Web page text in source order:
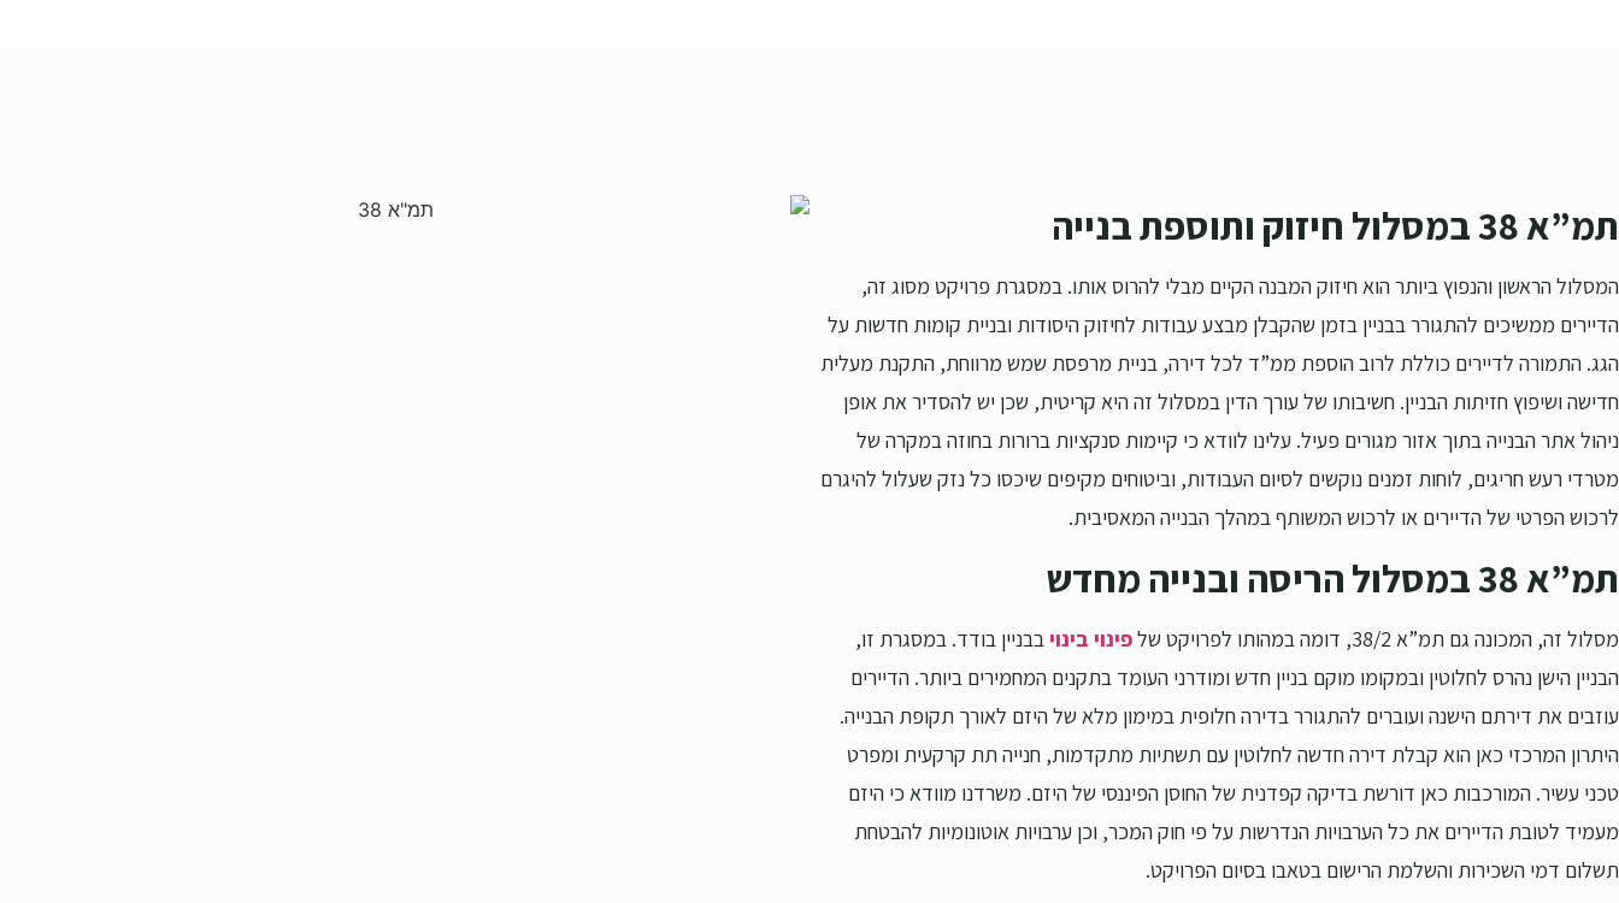
תמ”א 38 במסלול חיזוק ותוספת בנייה
המסלול הראשון והנפוץ ביותר הוא חיזוק המבנה הקיים מבלי להרוס אותו. במסגרת פרויקט מסוג זה,
הדיירים ממשיכים להתגורר בבניין בזמן שהקבלן מבצע עבודות לחיזוק היסודות ובניית קומות חדשות על
הגג. התמורה לדיירים כוללת לרוב הוספת ממ”ד לכל דירה, בניית מרפסת שמש מרווחת, התקנת מעלית
חדישה ושיפוץ חזיתות הבניין. חשיבותו של עורך הדין במסלול זה היא קריטית, שכן יש להסדיר את אופן
ניהול אתר הבנייה בתוך אזור מגורים פעיל. עלינו לוודא כי קיימות סנקציות ברורות בחוזה במקרה של
מטרדי רעש חריגים, לוחות זמנים נוקשים לסיום העבודות, וביטוחים מקיפים שיכסו כל נזק שעלול להיגרם
לרכוש הפרטי של הדיירים או לרכוש המשותף במהלך הבנייה המאסיבית.
תמ”א 38 במסלול הריסה ובנייה מחדש
מסלול זה, המכונה גם תמ”א 38/2, דומה במהותו לפרויקט של פינוי בינויבבניין בודד. במסגרת זו,
הבניין הישן נהרס לחלוטין ובמקומו מוקם בניין חדש ומודרני העומד בתקנים המחמירים ביותר. הדיירים
עוזבים את דירתם הישנה ועוברים להתגורר בדירה חלופית במימון מלא של היזם לאורך תקופת הבנייה.
היתרון המרכזי כאן הוא קבלת דירה חדשה לחלוטין עם תשתיות מתקדמות, חנייה תת קרקעית ומפרט
טכני עשיר. המורכבות כאן דורשת בדיקה קפדנית של החוסן הפיננסי של היזם. משרדנו מוודא כי היזם
מעמיד לטובת הדיירים את כל הערבויות הנדרשות על פי חוק המכר, וכן ערבויות אוטונומיות להבטחת
תשלום דמי השכירות והשלמת הרישום בטאבו בסיום הפרויקט.